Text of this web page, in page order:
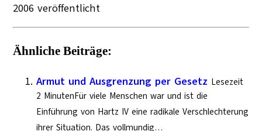
2006 veröffentlicht
Ähnliche Beiträge:
Armut und Ausgrenzung per Gesetz Lesezeit
2 MinutenFür viele Menschen war und ist die
Einführung von Hartz IV eine radikale Verschlechterung